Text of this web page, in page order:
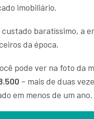
imobiliário.
baratíssimo, a
da época.
pode ver na foto da
– mais de duas
em menos de um ano.